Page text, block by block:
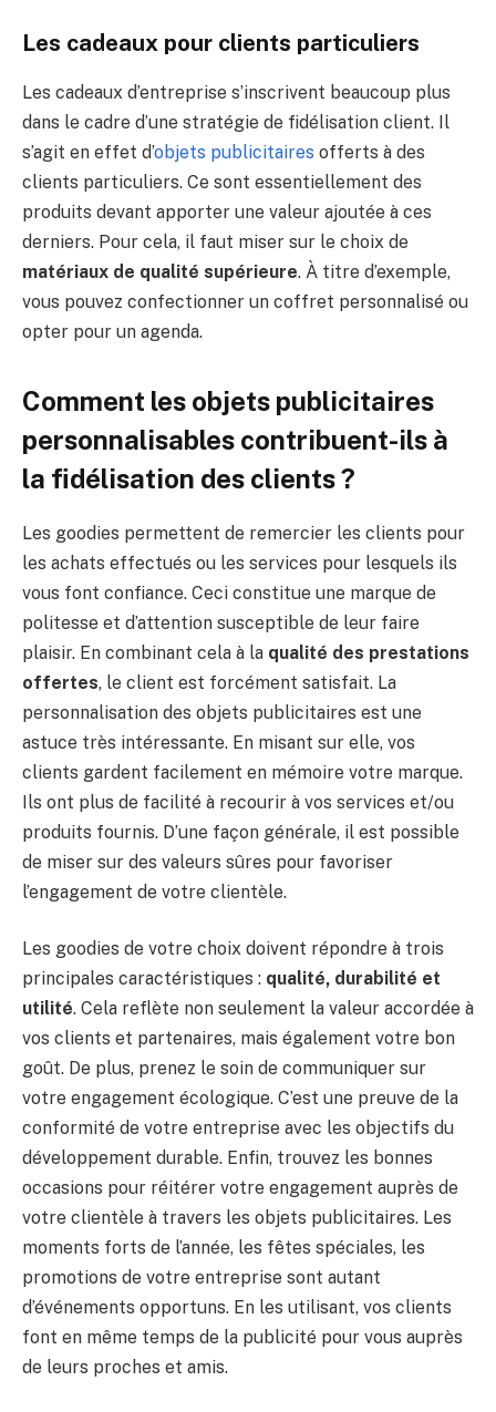
Les cadeaux pour clients particuliers
Les cadeaux d’entreprise s’inscrivent beaucoup plus
dans le cadre d’une stratégie de fidélisation client. Il
s’agit en effet d’objets publicitaires offerts à des
clients particuliers. Ce sont essentiellement des
produits devant apporter une valeur ajoutée à ces
derniers. Pour cela, il faut miser sur le choix de
matériaux de qualité supérieure. À titre d’exemple,
vous pouvez confectionner un coffret personnalisé ou
opter pour un agenda.
Comment les objets publicitaires
personnalisables contribuent-ils à
la fidélisation des clients ?
Les goodies permettent de remercier les clients pour
les achats effectués ou les services pour lesquels ils
vous font confiance. Ceci constitue une marque de
politesse et d’attention susceptible de leur faire
plaisir. En combinant cela à la qualité des prestations
offertes, le client est forcément satisfait. La
personnalisation des objets publicitaires est une
astuce très intéressante. En misant sur elle, vos
clients gardent facilement en mémoire votre marque.
Ils ont plus de facilité à recourir à vos services et/ou
produits fournis. D’une façon générale, il est possible
de miser sur des valeurs sûres pour favoriser
l’engagement de votre clientèle.
Les goodies de votre choix doivent répondre à trois
principales caractéristiques : qualité, durabilité et
utilité. Cela reflète non seulement la valeur accordée à
vos clients et partenaires, mais également votre bon
goût. De plus, prenez le soin de communiquer sur
votre engagement écologique. C’est une preuve de la
conformité de votre entreprise avec les objectifs du
développement durable. Enfin, trouvez les bonnes
occasions pour réitérer votre engagement auprès de
votre clientèle à travers les objets publicitaires. Les
moments forts de l’année, les fêtes spéciales, les
promotions de votre entreprise sont autant
d’événements opportuns. En les utilisant, vos clients
font en même temps de la publicité pour vous auprès
de leurs proches et amis.